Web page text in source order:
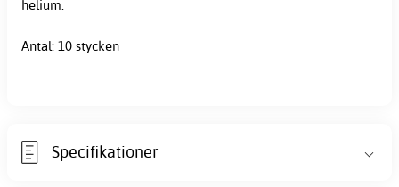
helium.
Antal: 10 stycken
Specifikationer